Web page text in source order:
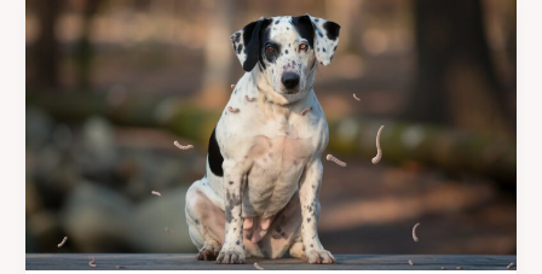
Ses
Poils
Causes
Solutions